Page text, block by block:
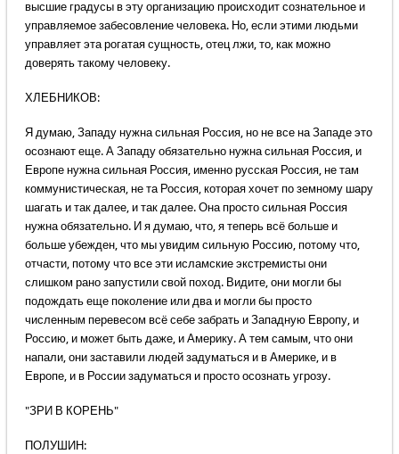
высшие градусы в эту организацию происходит сознательное и
управляемое забесовление человека. Но, если этими людьми
управляет эта рогатая сущность, отец лжи, то, как можно
доверять такому человеку.
ХЛЕБНИКОВ:
Я думаю, Западу нужна сильная Россия, но не все на Западе это
осознают еще. А Западу обязательно нужна сильная Россия, и
Европе нужна сильная Россия, именно русская Россия, не там
коммунистическая, не та Россия, которая хочет по земному шару
шагать и так далее, и так далее. Она просто сильная Россия
нужна обязательно. И я думаю, что, я теперь всё больше и
больше убежден, что мы увидим сильную Россию, потому что,
отчасти, потому что все эти исламские экстремисты они
слишком рано запустили свой поход. Видите, они могли бы
подождать еще поколение или два и могли бы просто
численным перевесом всё себе забрать и Западную Европу, и
Россию, и может быть даже, и Америку. А тем самым, что они
напали, они заставили людей задуматься и в Америке, и в
Европе, и в России задуматься и просто осознать угрозу.
"ЗРИ В КОРЕНЬ"
ПОЛУШИН: